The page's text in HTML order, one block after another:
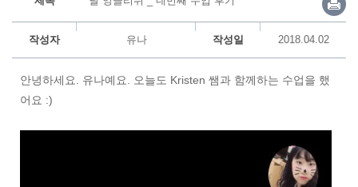
작성자 유나 작성일 2018.04.02
안녕하세요. 유나예요. 오늘도 Kristen 쌤과 함께하는 수업을 했
어요 :)